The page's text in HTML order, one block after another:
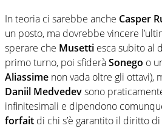
In teoria ci sarebbe anche Casper
un posto, ma dovrebbe vincere
sperare che Musetti esca subito al
primo turno, poi sfideràSonego o
Aliassime non vada oltre gli ottavi),
Daniil Medvedevsono
infinitesimali e dipendono
forfait di chi s’è garantito il diritto